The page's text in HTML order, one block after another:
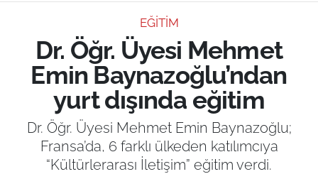
EĞİTİM
Dr. Öğr. Üyesi Mehmet
Emin Baynazoğlu’ndan
yurt dışında eğitim
Dr. Öğr. Üyesi Mehmet Emin Baynazoğlu;
Fransa’da, 6 farklı ülkeden katılımcıya
“Kültürlerarası İletişim” eğitim verdi.
ASAYİŞ
SİYASET
GÜNDEM
EKONOMİ